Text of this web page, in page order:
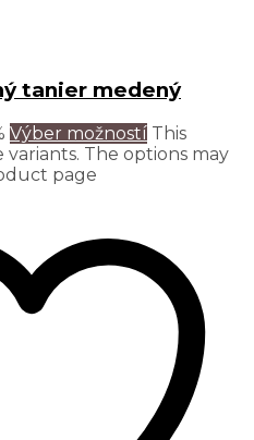
tanier medený
Výber možností This
The options may
page